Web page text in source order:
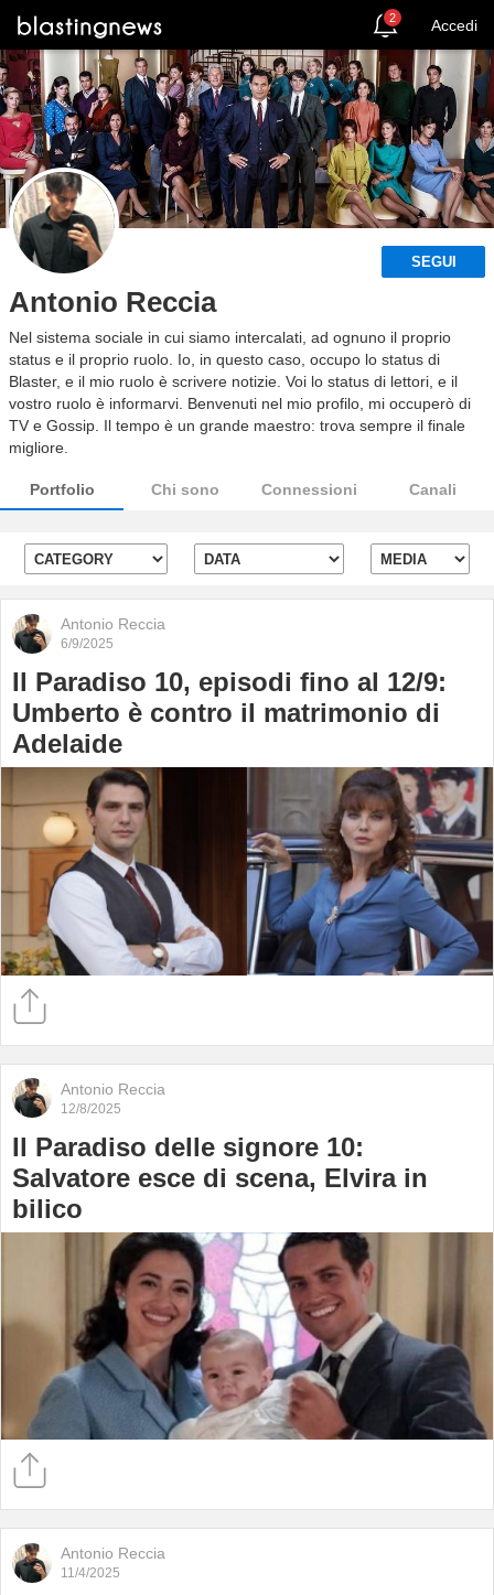
2 Accedi
SEGUI
Antonio Reccia
Nel sistema sociale in cui siamo intercalati, ad ognuno il proprio
status e il proprio ruolo. Io, in questo caso, occupo lo status di
Blaster, e il mio ruolo è scrivere notizie. Voi lo status di lettori, e il
vostro ruolo è informarvi. Benvenuti nel mio profilo, mi occuperò di
TV e Gossip. Il tempo è un grande maestro: trova sempre il finale
migliore.
Portfolio Chi sono Connessioni Canali
Antonio Reccia
6/9/2025
Il Paradiso 10, episodi fino al 12/9:
Umberto è contro il matrimonio di
Adelaide
Antonio Reccia
12/8/2025
Il Paradiso delle signore 10:
Salvatore esce di scena, Elvira in
bilico
Antonio Reccia
11/4/2025